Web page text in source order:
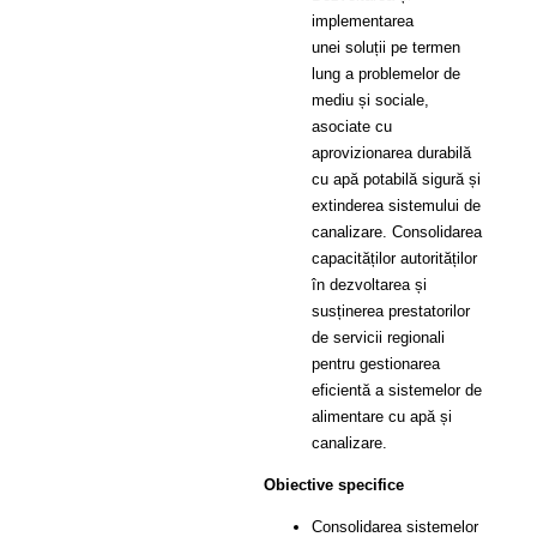
implementarea
unei soluții pe termen
lung a problemelor de
mediu și sociale,
asociate cu
aprovizionarea durabilă
cu apă potabilă sigură și
extinderea sistemului de
canalizare. Consolidarea
capacităților autorităților
în dezvoltarea și
susținerea prestatorilor
de servicii regionali
pentru gestionarea
eficientă a sistemelor de
alimentare cu apă și
canalizare.
Obiective specifice
Consolidarea sistemelor